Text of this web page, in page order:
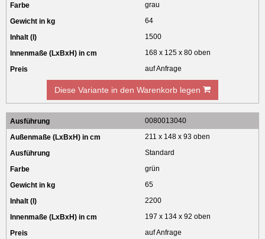
grau
64
1500
168 x 125 x 80 oben
auf Anfrage
Diese Variante in den Warenkorb legen
0080013040
211 x 148 x 93 oben
Standard
grün
65
2200
197 x 134 x 92 oben
auf Anfrage